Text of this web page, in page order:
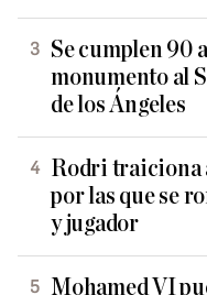
Se cumplen 90
monumento al
de los Ángeles
Rodri traiciona
por las que se
y jugador
Mohamed VI